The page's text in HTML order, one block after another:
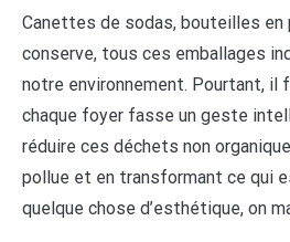
Canettes de sodas, bouteilles
conserve, tous ces emballages
notre environnement. Pourtant, il
chaque foyer fasse un geste
réduire ces déchets non
pollue et en transformant ce qui
quelque chose d’esthétique, on